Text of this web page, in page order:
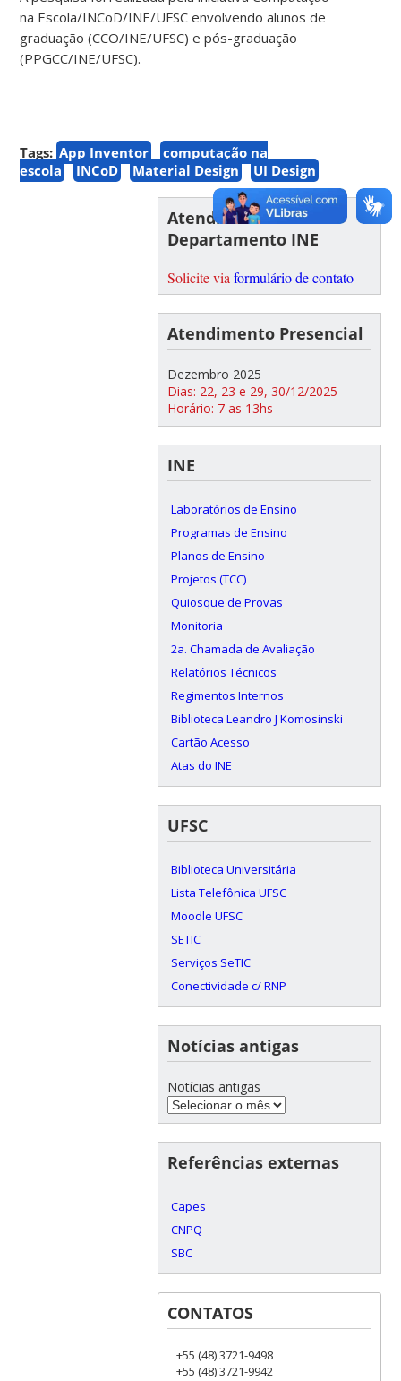
na Escola/INCoD/INE/UFSC envolvendo alunos de
graduação (CCO/INE/UFSC) e pós-graduação
(PPGCC/INE/UFSC).
Tags: App Inventor
computação na
escola
INCoD Material Design UI Design
Atendimento do
Departamento INE
Solicite via formulário de contato
Atendimento Presencial
Dezembro 2025
Dias: 22, 23 e 29, 30/12/2025
Horário: 7 as 13hs
INE
Laboratórios de Ensino
Programas de Ensino
Planos de Ensino
Projetos (TCC)
Quiosque de Provas
Monitoria
2a. Chamada de Avaliação
Relatórios Técnicos
Regimentos Internos
Biblioteca Leandro J Komosinski
Cartão Acesso
Atas do INE
UFSC
Biblioteca Universitária
Lista Telefônica UFSC
Moodle UFSC
SETIC
Serviços SeTIC
Conectividade c/ RNP
Notícias antigas
Notícias antigas
Referências externas
Capes
CNPQ
SBC
CONTATOS
+55 (48) 3721-9498
+55 (48) 3721-9942